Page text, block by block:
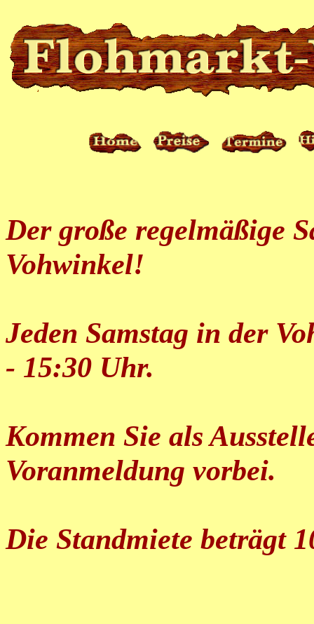
Der große regelmäßige
Vohwinkel!
Jeden Samstag in der
- 15:30 Uhr.
Kommen Sie als
Voranmeldung vorbei.
Die Standmiete beträgt